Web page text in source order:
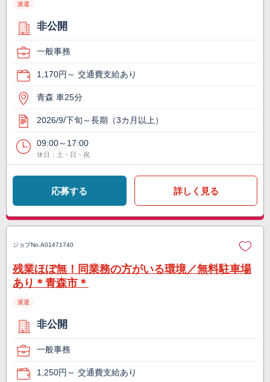
派遣
非公開
一般事務
1,170円～ 交通費支給あり
青森 車25分
2026/9/下旬～長期（3カ月以上）
09:00～17:00
休日：土・日・祝
応募する 詳しく見る
ジョブNo. A01471740
残業ほぼ無！同業務の方がいる環境／無料駐車場
あり＊青森市＊
派遣
非公開
一般事務
1,250円～ 交通費支給あり